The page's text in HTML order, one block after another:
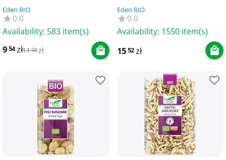
Eden BIO
0.0
Availability: 583 item(s)
954zł1199zł
Eden BIO
0.0
Availability: 1550 item(s)
1552zł